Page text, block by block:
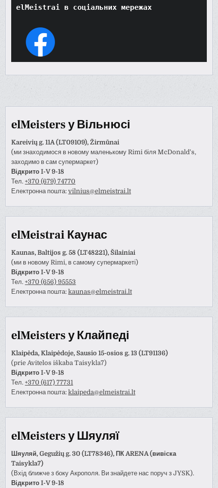
elMeistrai в соціальних мережах
elMeisters у Вільнюсі
Kareivių g. 11A (LT09109), Žirmūnai
(ми знаходимося в новому маленькому Rimi біля McDonald's,
заходимо в сам супермаркет)
Відкрито I-V 9-18
Тел.+370 (679) 74770
Електронна пошта:vilnius@elmeistrai.lt
elMeistrai Каунас
Kaunas, Baltijos g. 58 (LT48221), Šilainiai
(ми в новому Rimi, в самому супермаркеті)
Відкрито I-V 9-18
Тел.+370 (656) 95553
Електронна пошта:kaunas@elmeistrai.lt
elMeisters у Клайпеді
Klaipėda, Klaipėdoje, Sausio 15-osios g. 13 (LT91136)
(prie Avitelos iškaba Taisykla7)
Відкрито I-V 9-18
Тел.+370 (617) 77731
Електронна пошта:klaipeda@elmeistrai.lt
elMeisters у Шяуляї
Шяуляй, Gegužių g. 30 (LT78346), ПК ARENA (вивіска
Taisykla7)
(Вхід ближче з боку Акрополя. Ви знайдете нас поруч з JYSK).
Відкрито I-V 9-18